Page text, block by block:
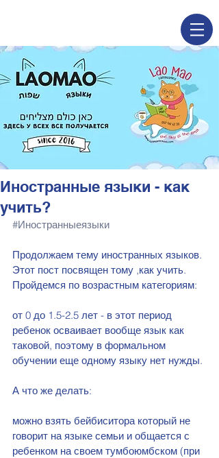
Иностранные языки - как
учить?
#Иностранныеязыки
Продолжаем тему иностранных языков.
Этот пост посвящен тому ,как учить.
Пройдемся по возрастным категориям:
от 0 до 1.5-2.5 лет - в этот период
ребенок осваивает вообще язык как
таковой, поэтому в формальном
обучении еще одному языку нет нужды.
А что же делать:
можно взять бейбиситора который не
говорит на языке семьи и общается с
ребенком на своем тумбоюмбском (при